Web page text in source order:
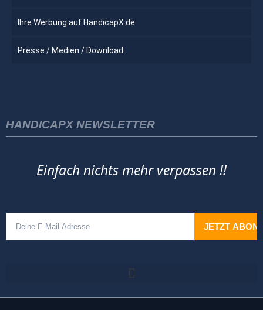
Ihre Werbung auf HandicapX.de
Presse / Medien / Download
HANDICAPX NEWSLETTER
Einfach nichts mehr verpassen !!